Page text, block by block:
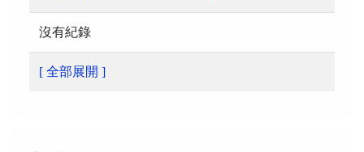
沒有紀錄
[ 全部展開 ]